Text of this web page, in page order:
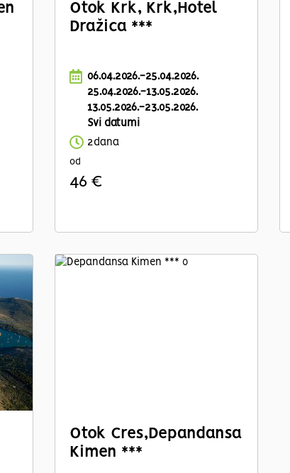
Otok Krk, Krk,Hotel
Dražica ***
06.04.2026.-25.04.2026.
25.04.2026.-13.05.2026.
13.05.2026.-23.05.2026.
Svi datumi
2dana
od
46 €
Otok Cres,Depandansa
Kimen ***